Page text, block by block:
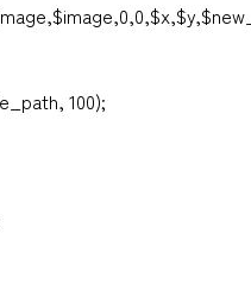
100);